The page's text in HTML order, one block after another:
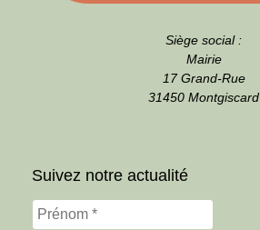
Siège social :
Mairie
17 Grand-Rue
31450 Montgiscard
Suivez notre actualité